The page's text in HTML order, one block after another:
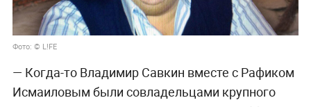
Фото: © L!FE
— Когда-то Владимир Савкин вместе с Рафиком
Исмаиловым были совладельцами крупного